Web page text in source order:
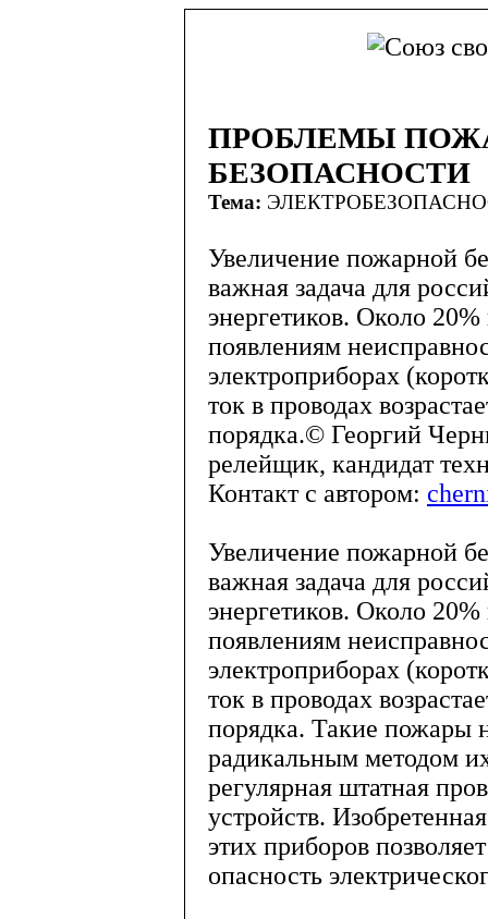
ПРОБЛЕМЫ
БЕЗОПАСНОСТИ
Тема:
Увеличение пожарной
важная задача для
энергетиков. Около
появлениям
электроприборах
ток в проводах
порядка.© Георгий
релейщик, кандидат
Контакт с автором:
Увеличение пожарной
важная задача для
энергетиков. Около
появлениям
электроприборах
ток в проводах
порядка. Такие пожары
радикальным методом
регулярная штатная
устройств.
этих приборов
опасность